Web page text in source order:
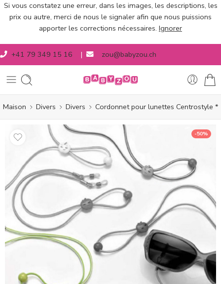
Si vous constatez une erreur, dans les images, les descriptions, les
prix ou autre, merci de nous le signaler afin que nous puissions
apporter les corrections nécessaires. Ignorer
+41 79 349 15 16 | zou@babyzou.ch
Maison Divers Divers Cordonnet pour lunettes Centrostyle *
-50%